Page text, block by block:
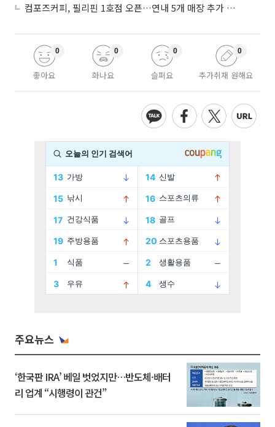
컴포즈커피, 필리핀 1호점 오픈…연내 5개 매장 추가 출점
좋아요
0
화나요
0
슬퍼요
0
추가취재 원해요
0
주요뉴스
‘한국판 IRA’ 베일 벗었지만…반도체·배터
리 업계 “시행령이 관건”